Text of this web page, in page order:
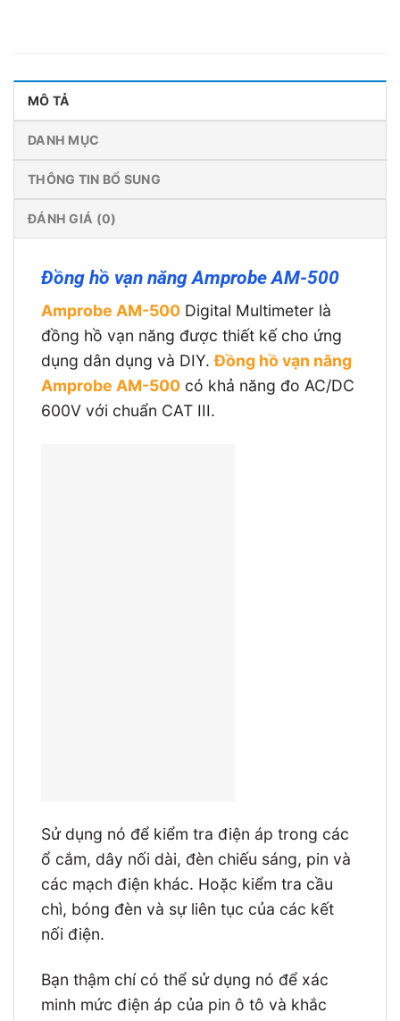
MÔ TẢ
DANH MỤC
THÔNG TIN BỔ SUNG
ĐÁNH GIÁ (0)
Đồng hồ vạn năng Amprobe AM-500
Amprobe AM-500 Digital Multimeter là
đồng hồ vạn năng được thiết kế cho ứng
dụng dân dụng và DIY.Đồng hồ vạn năng
Amprobe AM-500 có khả năng đo AC/DC
600V với chuẩn CAT III.
Sử dụng nó để kiểm tra điện áp trong các
ổ cắm, dây nối dài, đèn chiếu sáng, pin và
các mạch điện khác. Hoặc kiểm tra cầu
chì, bóng đèn và sự liên tục của các kết
nối điện.
Bạn thậm chí có thể sử dụng nó để xác
minh mức điện áp của pin ô tô và khắc